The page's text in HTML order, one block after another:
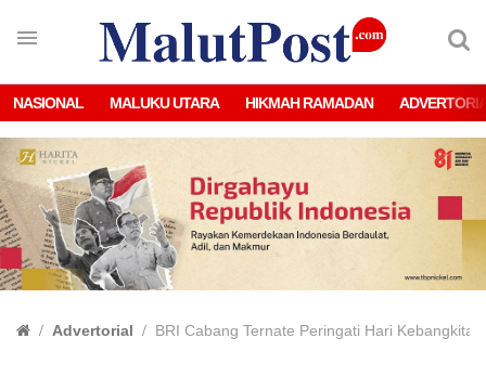
NASIONAL MALUKU UTARA HIKMAH RAMADAN
Advertorial BRI Cabang Ternate Peringati Hari